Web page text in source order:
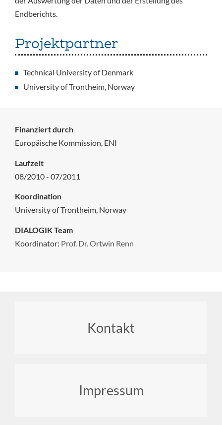
Endberichts.
Projektpartner
Technical University of Denmark
University of Trontheim, Norway
Finanziert durch
Europäische Kommission, ENI
Laufzeit
08/2010 - 07/2011
Koordination
University of Trontheim, Norway
DIALOGIK Team
Koordinator: Prof. Dr. Ortwin Renn
Kontakt
Impressum